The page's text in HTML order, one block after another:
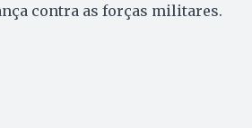
contra as forças militares.